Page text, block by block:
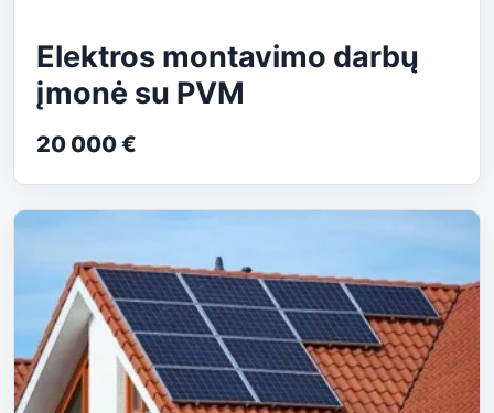
Elektros montavimo darbų
įmonė su PVM
20 000 €